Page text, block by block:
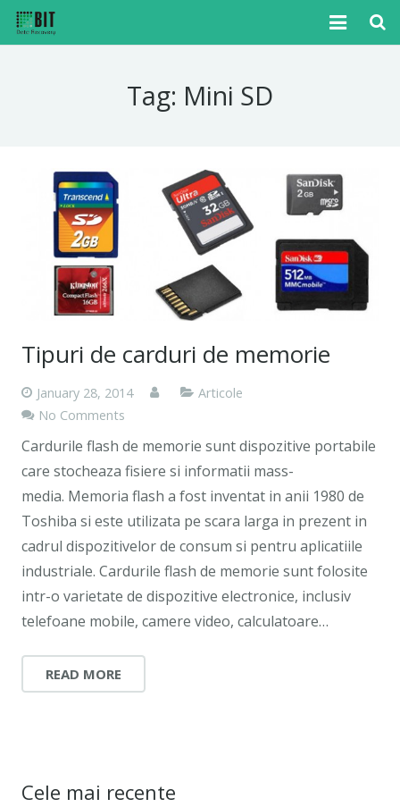
Tutoriale
Noutati
Contact
Tag: Mini SD
Tipuri de carduri de memorie
January 28, 2014
Articole
No Comments
Cardurile flash de memorie sunt dispozitive portabile
care stocheaza fisiere si informatii mass-
media. Memoria flash a fost inventat in anii 1980 de
Toshiba si este utilizata pe scara larga in prezent in
cadrul dispozitivelor de consum si pentru aplicatiile
industriale. Cardurile flash de memorie sunt folosite
intr-o varietate de dispozitive electronice, inclusiv
telefoane mobile, camere video, calculatoare…
READ MORE
Cele mai recente